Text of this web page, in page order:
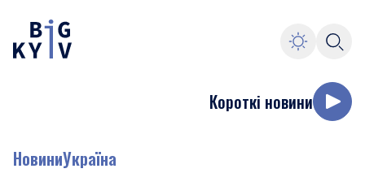
Короткі новини
НовиниУкраїна